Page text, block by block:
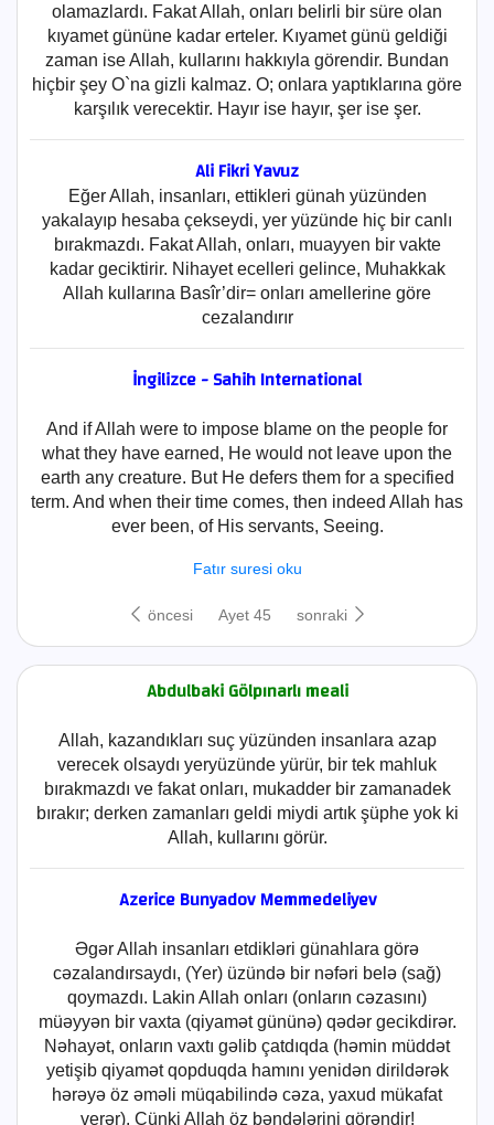
olamazlardı. Fakat Allah, onları belirli bir süre olan
kıyamet gününe kadar erteler. Kıyamet günü geldiği
zaman ise Allah, kullarını hakkıyla görendir. Bundan
hiçbir şey O`na gizli kalmaz. O; onlara yaptıklarına göre
karşılık verecektir. Hayır ise hayır, şer ise şer.
Ali Fikri Yavuz
Eğer Allah, insanları, ettikleri günah yüzünden
yakalayıp hesaba çekseydi, yer yüzünde hiç bir canlı
bırakmazdı. Fakat Allah, onları, muayyen bir vakte
kadar geciktirir. Nihayet ecelleri gelince, Muhakkak
Allah kullarına Basîr’dir= onları amellerine göre
cezalandırır
İngilizce - Sahih International
And if Allah were to impose blame on the people for
what they have earned, He would not leave upon the
earth any creature. But He defers them for a specified
term. And when their time comes, then indeed Allah has
ever been, of His servants, Seeing.
Fatır suresi oku
öncesi Ayet 45 sonraki
Abdulbaki Gölpınarlı meali
Allah, kazandıkları suç yüzünden insanlara azap
verecek olsaydı yeryüzünde yürür, bir tek mahluk
bırakmazdı ve fakat onları, mukadder bir zamanadek
bırakır; derken zamanları geldi miydi artık şüphe yok ki
Allah, kullarını görür.
Azerice Bunyadov Memmedeliyev
Əgər Allah insanları etdikləri günahlara görə
cəzalandırsaydı, (Yer) üzündə bir nəfəri belə (sağ)
qoymazdı. Lakin Allah onları (onların cəzasını)
müəyyən bir vaxta (qiyamət gününə) qədər gecikdirər.
Nəhayət, onların vaxtı gəlib çatdıqda (həmin müddət
yetişib qiyamət qopduqda hamını yenidən dirildərək
hərəyə öz əməli müqabilində cəza, yaxud mükafat
verər). Çünki Allah öz bəndələrini görəndir!